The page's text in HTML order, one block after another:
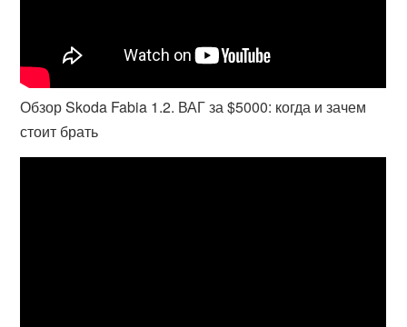
Обзор Skoda Fabia 1.2. ВАГ за $5000: когда и зачем
стоит брать